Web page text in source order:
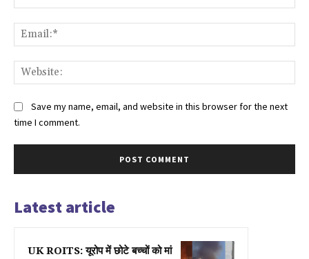
Save my name, email, and website in this browser for the next
time I comment.
Latest article
UK ROITS: यूरोप में छोटे बच्चों को मां